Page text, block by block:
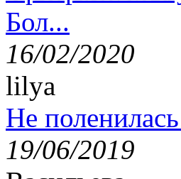
Бол...
16/02/2020
lilya
Не
19/06/2019